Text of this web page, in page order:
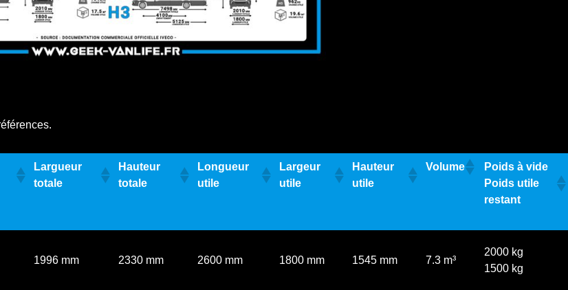
Largueur
totale
Hauteur
totale
Longueur
utile
Largeur
utile
Hauteur
utile
Volume
Poids à vide
Poids utile
restant
1996 mm 2330 mm 2600 mm 1800 mm 1545 mm 7.3 m³
2000 kg
1500 kg